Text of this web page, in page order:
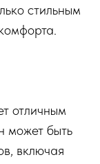
стильным
отличным
может быть
включая